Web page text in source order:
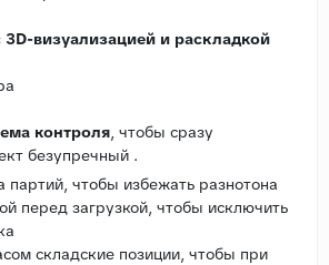
визуализацией и раскладкой
контроля , чтобы сразу
безупречный .
чтобы избежать разнотона
перед загрузкой, чтобы исключить
складские позиции, чтобы при